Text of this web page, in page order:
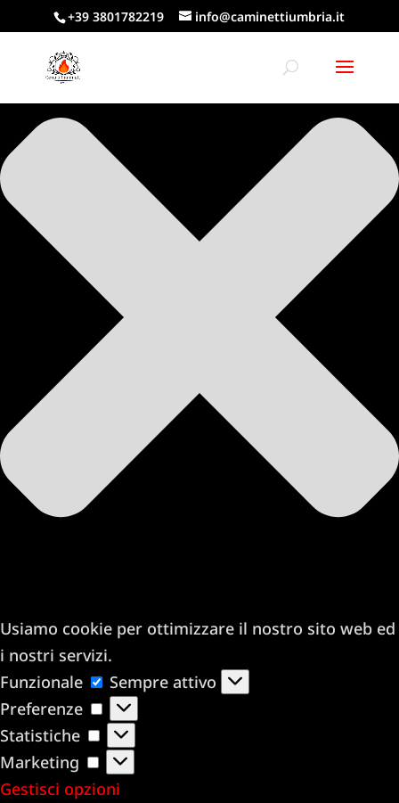
Gestisci Consenso Cookie
Usiamo cookie per ottimizzare il nostro sito web ed
i nostri servizi.
Funzionale
Funzionale
Sempre attivo
Preferenze
Preferenze
Statistiche
Statistiche
Marketing
Marketing
Gestisci opzioni
+39 3801782219 info@caminettiumbria.it